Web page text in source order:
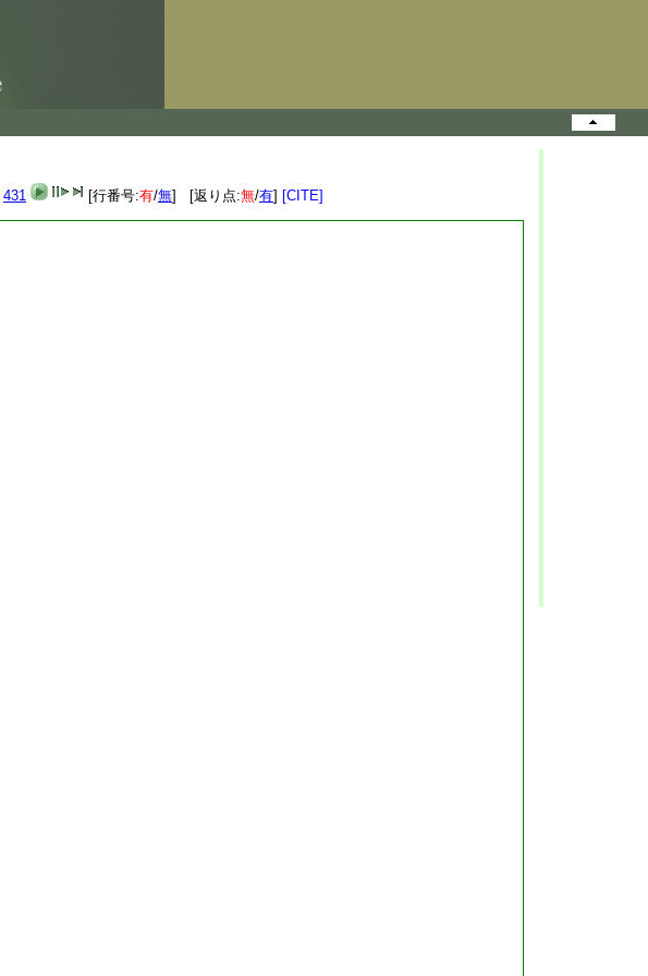
431 [行番号:有/無] [返り点:無/有] [CITE]